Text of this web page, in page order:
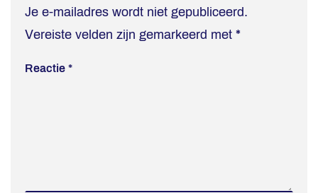
Je e-mailadres wordt niet gepubliceerd.
Vereiste velden zijn gemarkeerd met *
Reactie *